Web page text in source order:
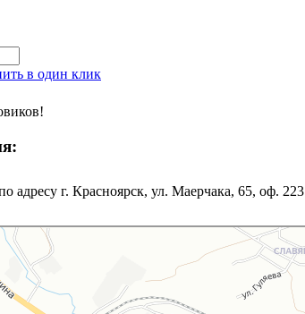
в один клик
адресу г. Красноярск, ул. Маерчака, 65, оф. 223